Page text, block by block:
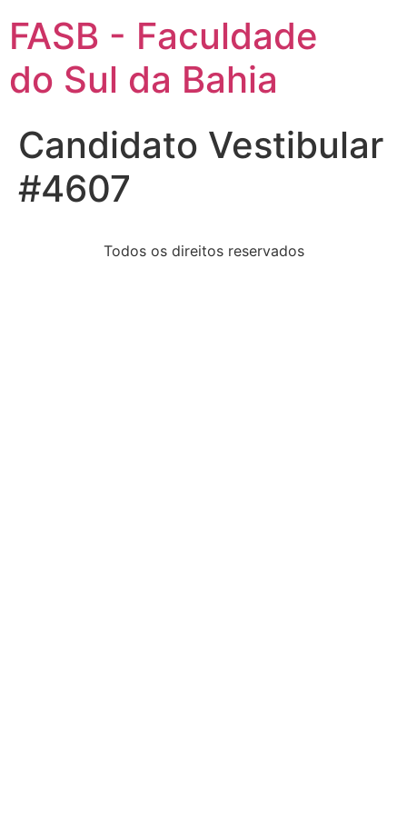
FASB - Faculdade
do Sul da Bahia
Candidato Vestibular
#4607
Todos os direitos reservados